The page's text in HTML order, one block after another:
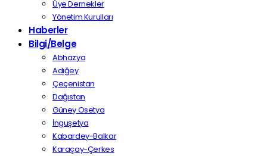
Üye Dernekler
Yönetim Kurulları
Haberler
Bilgi/Belge
Abhazya
Adığey
Çeçenistan
Dağıstan
Güney Osetya
İnguşetya
Kabardey-Balkar
Karaçay-Çerkes